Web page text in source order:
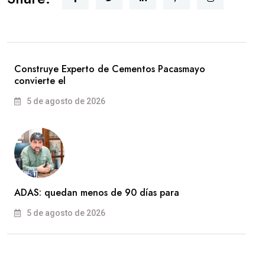
Construye Experto de Cementos Pacasmayo
convierte el
5 de agosto de 2026
ADAS: quedan menos de 90 días para
5 de agosto de 2026